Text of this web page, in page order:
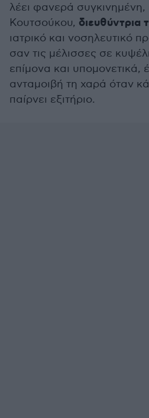
λέει φανερά συγκινημένη,
Κουτσούκου,
ιατρικό και νοσηλευτικό
σαν τις μέλισσες σε
επίμονα και υπομονετικά,
ανταμοιβή τη χαρά όταν
παίρνει εξιτήριο.